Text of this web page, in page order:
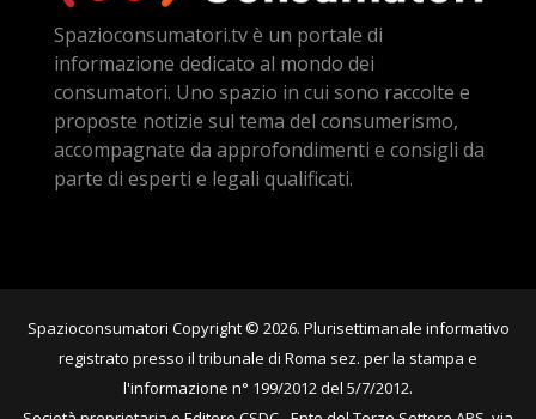
Spazioconsumatori.tv è un portale di
informazione dedicato al mondo dei
consumatori. Uno spazio in cui sono raccolte e
proposte notizie sul tema del consumerismo,
accompagnate da approfondimenti e consigli da
parte di esperti e legali qualificati.
Spazioconsumatori Copyright © 2026. Plurisettimanale informativo
registrato presso il tribunale di Roma sez. per la stampa e
l'informazione n° 199/2012 del 5/7/2012.